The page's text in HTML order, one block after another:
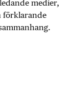
medier,
förklarande